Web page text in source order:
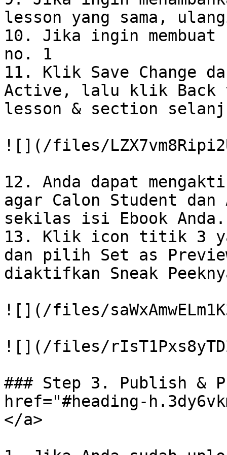
lesson yang sama,
10. Jika ingin
no. 1
11. Klik Save Change
Active, lalu klik Back to
lesson & section
![](/files/
12. Anda dapat
agar Calon Student
sekilas isi Ebook Anda.
13. Klik icon titik 3
dan pilih Set as
diaktifkan Sneak
![](/files/
![](/files/
### Step 3. Publish &
href="#heading-
</a>